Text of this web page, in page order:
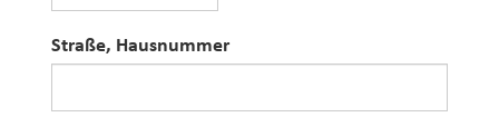
Straße, Hausnummer
Straße, Hausnummer